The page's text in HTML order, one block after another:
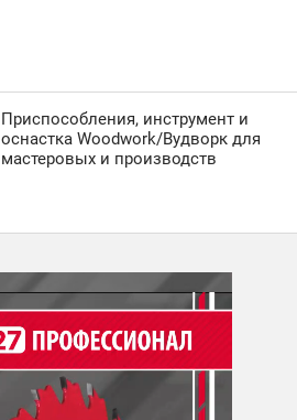
Приспособления, инструмент и
оснастка Woodwork/Вудворк для
мастеровых и производств